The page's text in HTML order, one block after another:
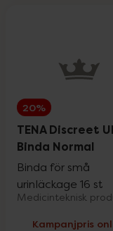
20%
TENA Discreet
Binda Normal
Binda för små
urinläckage 16 st
Medicinteknisk
Kampanjpris